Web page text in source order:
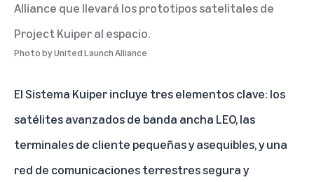
Alliance que llevará los prototipos satelitales de
Project Kuiper al espacio.
Photo byUnited Launch Alliance
El Sistema Kuiper incluye tres elementos clave: los
satélites avanzados de banda ancha LEO, las
terminales de cliente pequeñas y asequibles, y una
red de comunicaciones terrestres segura y